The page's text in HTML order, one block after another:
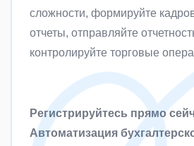
сложности, формируйте
отчеты, отправляйте
контролируйте торговые
Регистрируйтесь прямо
Автоматизация